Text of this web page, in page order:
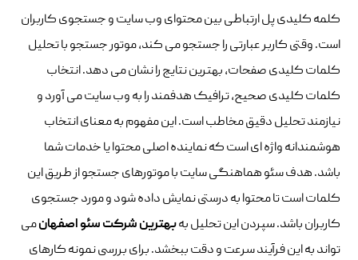
کلمه کلیدی پل ارتباطی بین محتوای وب سایت و جستجوی کاربران
است. وقتی کاربر عبارتی را جستجو می کند، موتور جستجو با تحلیل
کلمات کلیدی صفحات، بهترین نتایج را نشان می دهد. انتخاب
کلمات کلیدی صحیح، ترافیک هدفمند را به وب سایت می آورد و
نیازمند تحلیل دقیق مخاطب است. این مفهوم به معنای انتخاب
هوشمندانه واژه ای است که نماینده اصلی محتوا یا خدمات شما
باشد. هدف سئو هماهنگی سایت با موتورهای جستجو از طریق این
کلمات است تا محتوا به درستی نمایش داده شود و مورد جستجوی
کاربران باشد. سپردن این تحلیل بهبهترین شرکت سئو اصفهانمی
تواند به این فرآیند سرعت و دقت ببخشد. برای بررسی نمونه کارهای